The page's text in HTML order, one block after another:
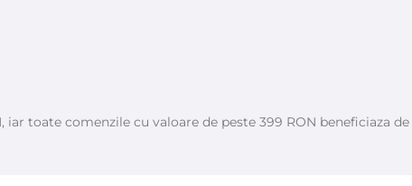
iar toate comenzile cu valoare de peste 399 RON beneficiaza